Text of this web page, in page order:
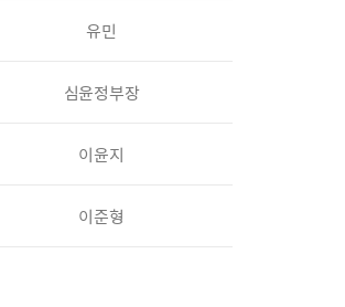
유민
심윤정부장
이윤지
이준형